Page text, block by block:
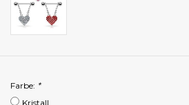
Farbe: *
Kristall